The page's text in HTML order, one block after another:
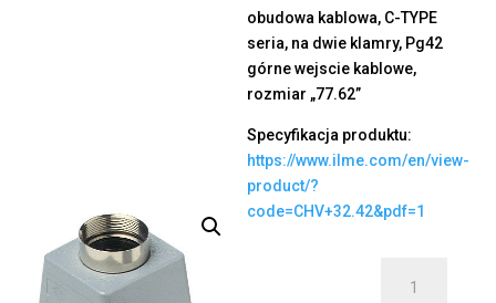
obudowa kablowa, C-TYPE
seria, na dwie klamry, Pg42
górne wejscie kablowe,
rozmiar „77.62”
Specyfikacja produktu:
https://www.ilme.com/en/view-
product/?
code=CHV+32.42&pdf=1